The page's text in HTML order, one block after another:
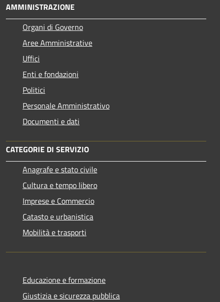
AMMINISTRAZIONE
Organi di Governo
Aree Amministrative
Uffici
Enti e fondazioni
Politici
Personale Amministrativo
Documenti e dati
CATEGORIE DI SERVIZIO
Anagrafe e stato civile
Cultura e tempo libero
Imprese e Commercio
Catasto e urbanistica
Mobilità e trasporti
Educazione e formazione
Giustizia e sicurezza pubblica